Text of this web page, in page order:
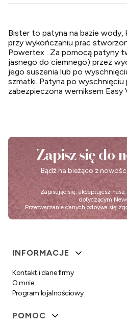
Bister to patyna na bazie
przy wykończaniu prac
Powertex . Za pomocą patyny
jasnego do ciemnego) przez
jego suszenia lub po
szmatki. Patyna po
zabezpieczona werniksem Easy
Zapisz się do
Bądź na bieżąco z
Zapisując się, akceptujesz nasz
dotyczącym
Przetwarzanie danych odbywa się
Linki w stopce
INFORMACJE
Kontakt i dane firmy
O mnie
Program lojalnościowy
POMOC